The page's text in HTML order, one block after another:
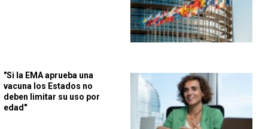
"Si la EMA aprueba una
vacuna los Estados no
deben limitar su uso por
edad"